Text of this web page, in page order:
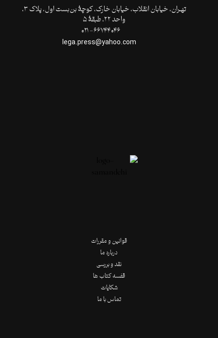
تهـران،‌ خیابان انقلاب، خیابان خارک، کوچۀ بن‌بست اول، پلاک ۳،
واحد ۲۲، طبقۀ ۵
قوانین و مقررات
درباره ما
نقد و بررسی
قفسه کتاب ها
شکایات
تماس با ما